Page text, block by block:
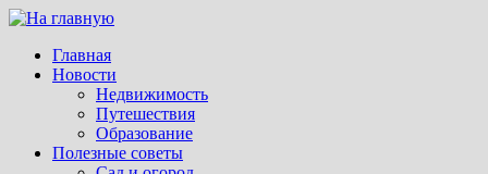
Перейти
содержимому
Главная
Новости
Недвижимость
Путешествия
Образование
Полезные советы